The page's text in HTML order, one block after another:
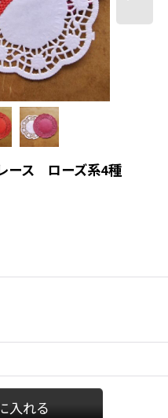
ース ローズ系4種
入れる